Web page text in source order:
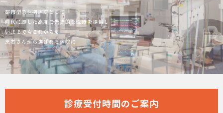
外来のご案内
診療科のご案内
入院・面会のご案内
都市型急性期病院として
時代に即した高度で先進的な医療を提供し
いままでもこれからも
患者さんから選ばれる病院に
診療受付時間のご案内